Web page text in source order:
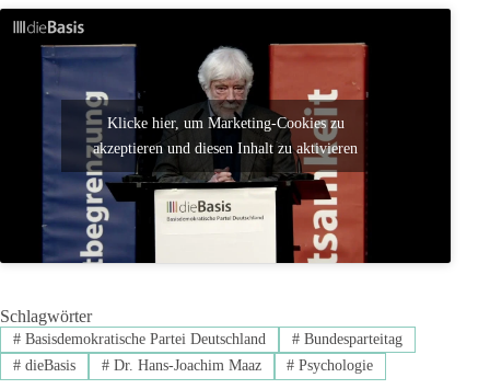
Klicke hier, um Marketing-Cookies zu
akzeptieren und diesen Inhalt zu aktivieren
Schlagwörter
#Basisdemokratische Partei Deutschland #Bundesparteitag
#dieBasis #Dr. Hans-Joachim Maaz # Psychologie